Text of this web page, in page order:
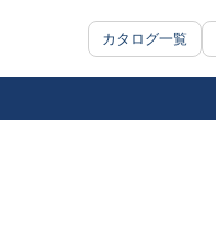
カタログ一覧